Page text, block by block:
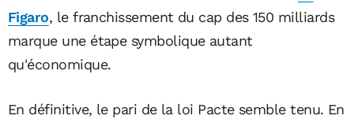
Figaro, le franchissement du cap des 150 milliards
marque une étape symbolique autant
qu'économique.
En définitive, le pari de la loi Pacte semble tenu. En